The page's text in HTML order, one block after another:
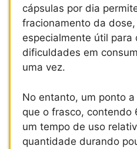
cápsulas por dia
fracionamento da dose,
especialmente útil para
dificuldades em
uma vez.
No entanto, um ponto
que o frasco, contendo
um tempo de uso
quantidade durando